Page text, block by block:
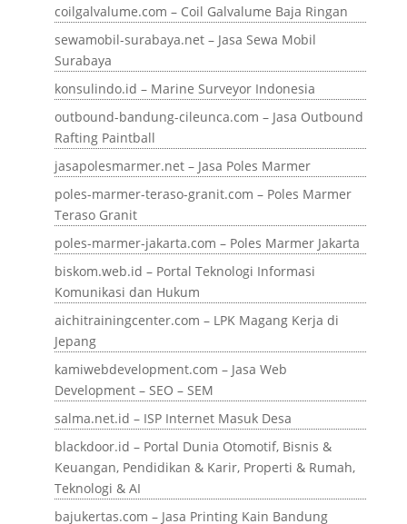
coilgalvalume.com – Coil Galvalume Baja Ringan
sewamobil-surabaya.net – Jasa Sewa Mobil
Surabaya
konsulindo.id – Marine Surveyor Indonesia
outbound-bandung-cileunca.com – Jasa Outbound
Rafting Paintball
jasapolesmarmer.net – Jasa Poles Marmer
poles-marmer-teraso-granit.com – Poles Marmer
Teraso Granit
poles-marmer-jakarta.com – Poles Marmer Jakarta
biskom.web.id – Portal Teknologi Informasi
Komunikasi dan Hukum
aichitrainingcenter.com – LPK Magang Kerja di
Jepang
kamiwebdevelopment.com – Jasa Web
Development – SEO – SEM
salma.net.id – ISP Internet Masuk Desa
blackdoor.id – Portal Dunia Otomotif, Bisnis &
Keuangan, Pendidikan & Karir, Properti & Rumah,
Teknologi & AI
bajukertas.com – Jasa Printing Kain Bandung